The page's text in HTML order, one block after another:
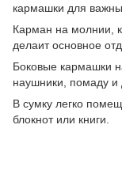
кармашки для
Карман на молнии,
делаит основное
Боковые кармашки
наушники, помаду и
В сумку легко
блокнот или книги.